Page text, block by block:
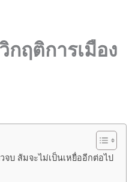
ฤติการเมือง
บ ส้มจะไม่เป็นเหยื่ออีกต่อไป